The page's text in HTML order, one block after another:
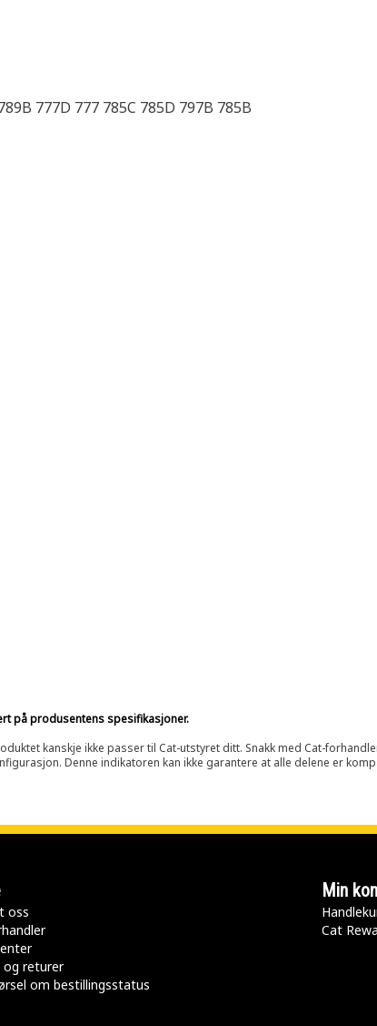
777D 777 785C 785D 797B 785B
på produsentens spesifikasjoner.
kanskje ikke passer til Cat-utstyret ditt. Snakk med Cat-
Denne indikatoren kan ikke garantere at alle delene er
oss
og returer
om bestillingsstatus
Min
Cat